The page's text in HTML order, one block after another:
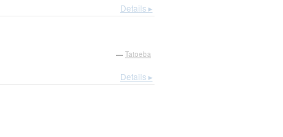
Details ▸
— Tatoeba
Details ▸